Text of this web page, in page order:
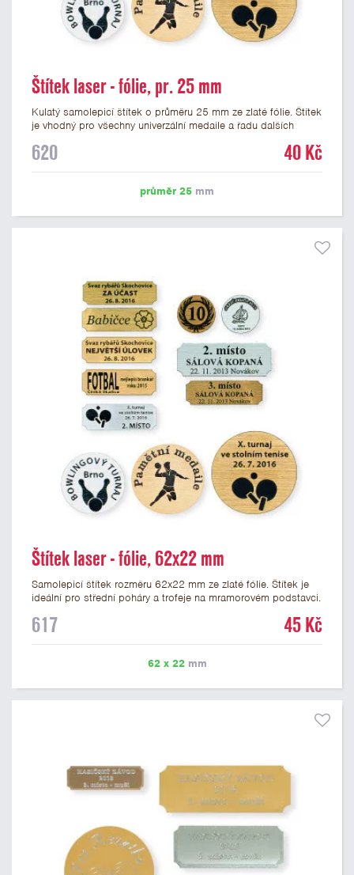
Štítek laser - fólie, pr. 25 mm
Kulatý samolepicí štítek o průměru 25 mm ze zlaté fólie. Štítek
je vhodný pro všechny univerzální medaile a řadu dalších
štítek je možné laserem vypálit logo nebo text dle vašeho
620 40 Kč
průměr 25 mm
Štítek laser - fólie, 62x22 mm
Samolepicí štítek rozměru 62x22 mm ze zlaté fólie. Štítek je
ideální pro střední poháry a trofeje na mramorovém podstavci.
textu doporučujeme maximálně 3 řádky, aby byla zachována
prvním kroku objednávky.
617 45 Kč
62 x 22mm